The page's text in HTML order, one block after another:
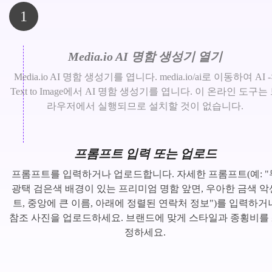
1
Media.io AI 명함 생성기 열기
Media.io AI 명함 생성기를 엽니다. media.io/ai로 이동하여 AI -
Text to Image에서 AI 명함 생성기를 엽니다. 이 온라인 도구는
라우저에서 실행되므로 설치할 것이 없습니다.
프롬프트 입력 또는 업로드
프롬프트를 입력하거나 업로드합니다. 자세한 프롬프트(예: "
광택 검은색 배경이 있는 프리미엄 명함 앞면, 우아한 금색 악
트, 중앙에 큰 이름, 아래에 정렬된 연락처 정보")를 입력하거
참조 사진을 업로드하세요. 브랜드에 맞게 스타일과 종횡비를
정하세요.